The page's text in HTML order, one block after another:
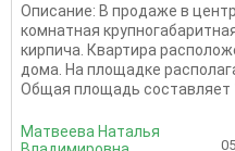
Описание: В продаже в
комнатная
кирпича. Квартира
дома. На площадке
Общая площадь составляет
Матвеева Наталья